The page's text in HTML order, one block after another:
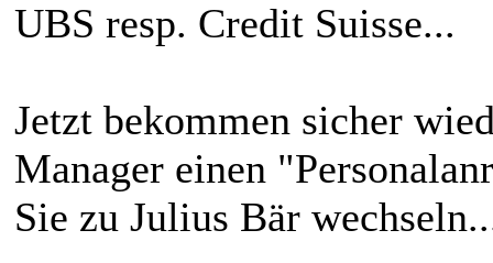
UBS resp. Credit Suisse...
Jetzt bekommen sicher
Manager einen
Sie zu Julius Bär